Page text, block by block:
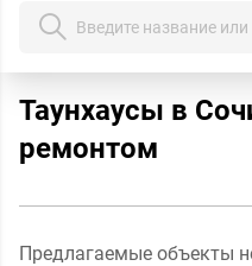
Таунхаусы в
ремонтом
Предлагаемые объекты